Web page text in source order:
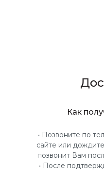
• Позвоните по
сайте или
позвонит Вам
• После
Как